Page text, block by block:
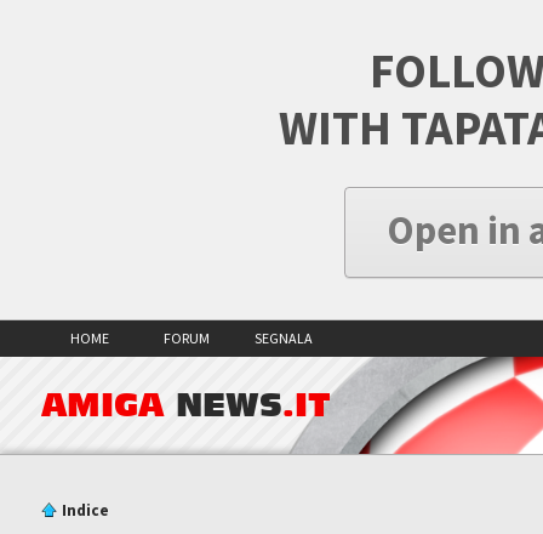
WITH
Open in
HOME FORUM SEGNALA
AMIGA NEWS.IT
Indice